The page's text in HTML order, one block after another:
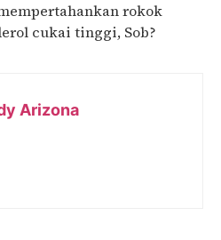
rokok
cukai tinggi, Sob?
Arizona